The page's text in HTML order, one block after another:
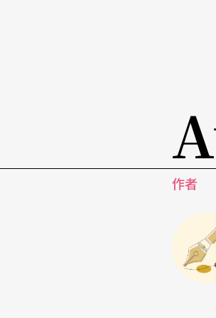
高，而首度挑戰音樂範疇前
黃秋生的資深劇場人李俊亮
卓燕和藝術行政鍾小梅，這
至於剛在十二月初進行特
選委也是由建制派人士自動
作者